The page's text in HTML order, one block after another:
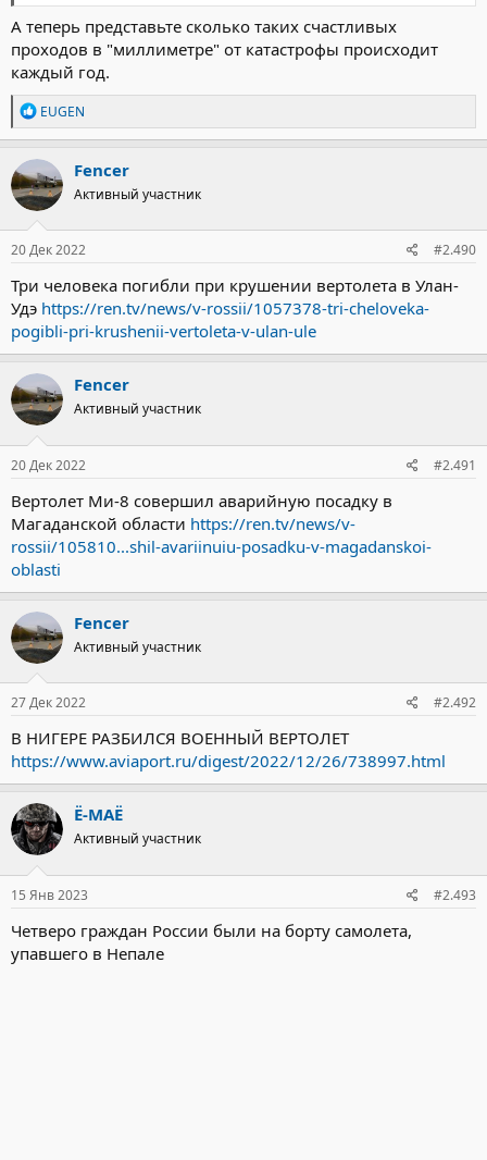
А теперь представьте сколько таких счастливых
проходов в "миллиметре" от катастрофы происходит
каждый год.
Р
е
а
к
ц
и
и
:
EUGEN
Fencer
Активный участник
20 Дек 2022 #2.490
Три человека погибли при крушении вертолета в Улан-
Удэ https://ren.tv/news/v-rossii/1057378-tri-cheloveka-
pogibli-pri-krushenii-vertoleta-v-ulan-ule
Fencer
Активный участник
20 Дек 2022 #2.491
Вертолет Ми-8 совершил аварийную посадку в
Магаданской области https://ren.tv/news/v-
rossii/105810...shil-avariinuiu-posadku-v-magadanskoi-
oblasti
Fencer
Активный участник
27 Дек 2022 #2.492
В НИГЕРЕ РАЗБИЛСЯ ВОЕННЫЙ ВЕРТОЛЕТ
https://www.aviaport.ru/digest/2022/12/26/738997.html
Ё-МАЁ
Активный участник
15 Янв 2023 #2.493
Четверо граждан России были на борту самолета,
упавшего в Непале